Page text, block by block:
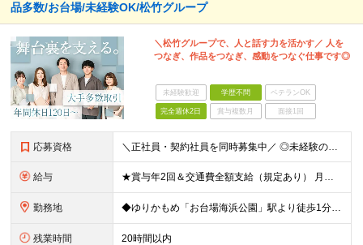
品多数/お台場/未経験OK/松竹グループ
＼松竹グループで、人と話す力を活かす／ 人を
つなぎ、作品をつなぎ、感動をつなぐ仕事です◎
未経験歓迎 学歴不問 ベテランOK
完全週休2日 賞与複数月 面接1回
応募資格 ＼正社員・契約社員を同時募集中／ ◎未経験の方も歓迎！ ◎学歴・経験不問 ≪契約社員のみ更新あり≫ ※契約の更新 有（契約期間満了時に判断） ※3か月更新以降6か月更新。6か月後正社員登用試験の資格
給与 ★賞与年2回＆交通費全額支給（規定あり） 月給21万円～28万円＋賞与年2回＋交通費全額支給 ※経験・スキルを考慮の上、決定します ※残業代は全額支給します ※試用期間3ヶ月間あり（期間中の給与・
勤務地 ◆ゆりかもめ「お台場海浜公園」駅より徒歩1分の好立地！ 東京都港区台場2丁目3番5号台場ガーデンシティビル7階 ※雇用形態による勤務地の差異はありません (変更の範囲)上記を除く当社関連勤務地
残業時間 20時間以内